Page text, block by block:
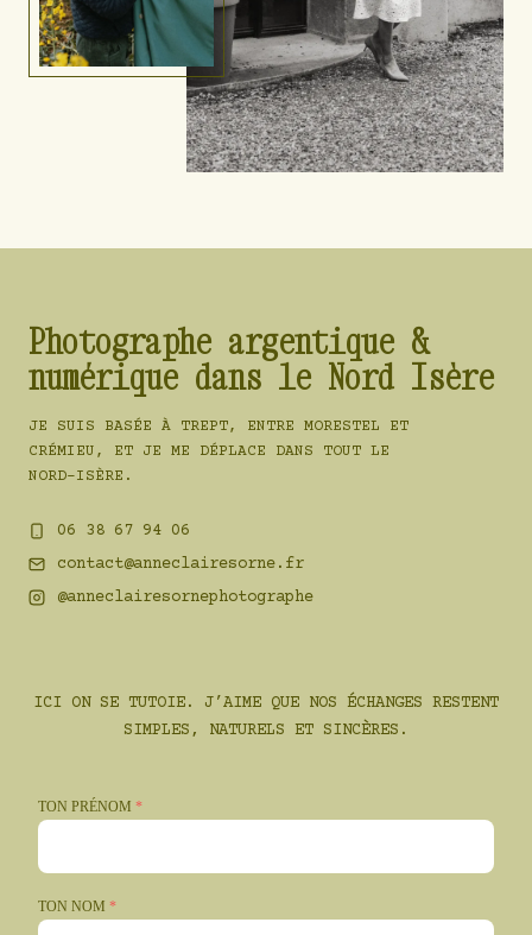
Photographe argentique &
numérique dans le Nord Isère
JE SUIS BASÉE À TREPT, ENTRE MORESTEL ET
CRÉMIEU, ET JE ME DÉPLACE DANS TOUT LE
NORD-ISÈRE.
06 38 67 94 06
contact@anneclairesorne.fr
@anneclairesornephotographe
ICI ON SE TUTOIE. J’AIME QUE NOS ÉCHANGES RESTENT
SIMPLES, NATURELS ET SINCÈRES.